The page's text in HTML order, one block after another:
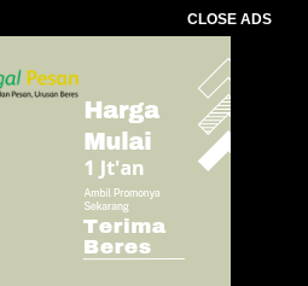
CLOSE ADS